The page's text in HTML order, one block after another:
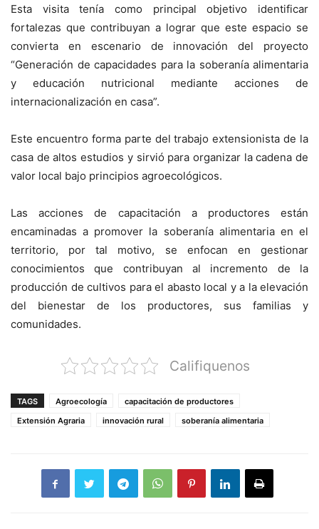
Esta visita tenía como principal objetivo identificar
fortalezas que contribuyan a lograr que este espacio se
convierta en escenario de innovación del proyecto
“Generación de capacidades para la soberanía alimentaria
y educación nutricional mediante acciones de
internacionalización en casa”.
Este encuentro forma parte del trabajo extensionista de la
casa de altos estudios y sirvió para organizar la cadena de
valor local bajo principios agroecológicos.
Las acciones de capacitación a productores están
encaminadas a promover la soberanía alimentaria en el
territorio, por tal motivo, se enfocan en gestionar
conocimientos que contribuyan al incremento de la
producción de cultivos para el abasto local y a la elevación
del bienestar de los productores, sus familias y
comunidades.
Califiquenos
TAGS Agroecología
capacitación de productores
Extensión Agraria
innovación rural soberanía alimentaria